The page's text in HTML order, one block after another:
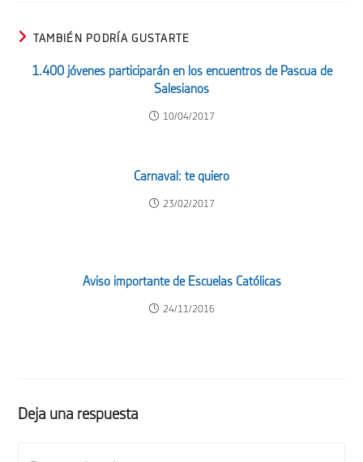
TAMBIÉN PODRÍA GUSTARTE
1.400 jóvenes participarán en los encuentros de Pascua de
Salesianos
10/04/2017
Carnaval: te quiero
23/02/2017
Aviso importante de Escuelas Católicas
24/11/2016
Deja una respuesta